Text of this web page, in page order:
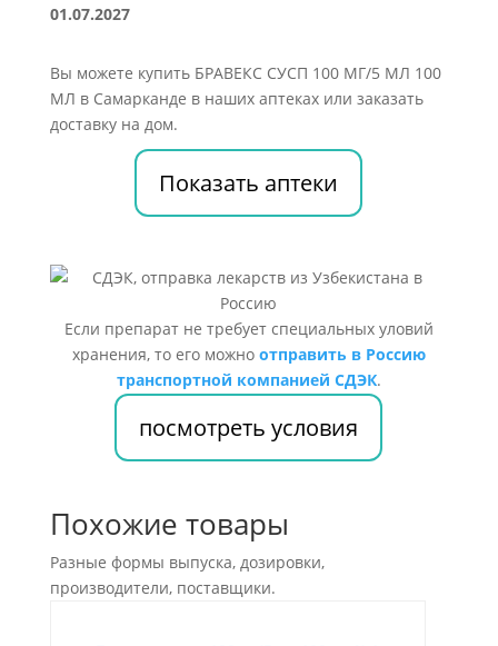
01.07.2027
Вы можете купить БРАВЕКС СУСП 100 МГ/5 МЛ 100
МЛ в Самарканде в наших аптеках или заказать
доставку на дом.
Показать аптеки
Если препарат не требует специальных уловий
хранения, то его можно отправить в Россию
транспортной компанией СДЭК.
посмотреть условия
Похожие товары
Разные формы выпуска, дозировки,
производители, поставщики.